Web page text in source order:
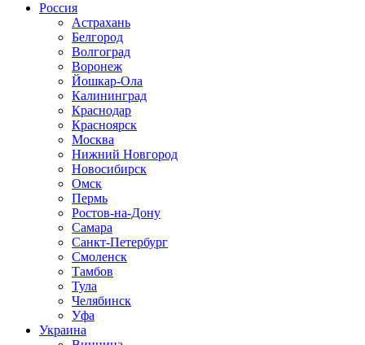
Россия
Астрахань
Белгород
Волгоград
Воронеж
Йошкар-Ола
Калининград
Краснодар
Красноярск
Москва
Нижний Новгород
Новосибирск
Омск
Пермь
Ростов-на-Дону
Самара
Санкт-Петербург
Смоленск
Тамбов
Тула
Челябинск
Уфа
Украина